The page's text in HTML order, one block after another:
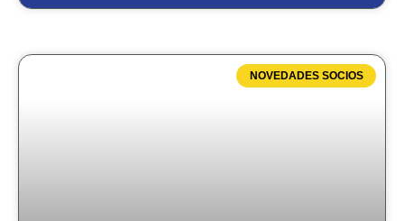
NOVEDADES SOCIOS